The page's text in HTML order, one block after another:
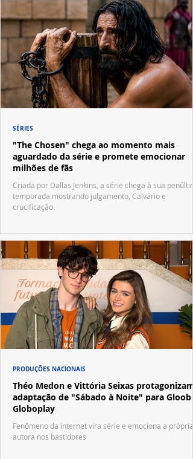
"The Chosen" chega ao momento mais
aguardado da série e promete emocionar
milhões de fãs
Criada por Dallas Jenkins, a série chega à sua
temporada mostrando julgamento, Calvário e
crucificação.
SÉRIES
Théo Medon e Vittória Seixas protagonizam
adaptação de "Sábado à Noite" para Gloob e
Globoplay
Fenômeno da internet vira série e emociona a própria
autora nos bastidores
PRODUÇÕES NACIONAIS